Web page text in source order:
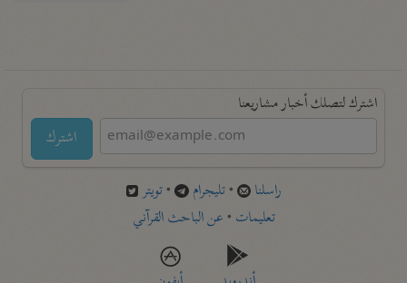
اشترك لتصلك أخبار مشاريعنا
اشترك
راسلنا •تليجرام •تويتر
تعليمات •عن الباحث القرآني